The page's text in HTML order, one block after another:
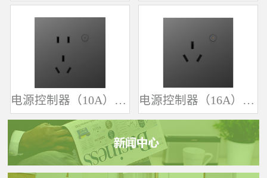
电源控制器（10A）-SK361 电源控制器（16A）-SK342